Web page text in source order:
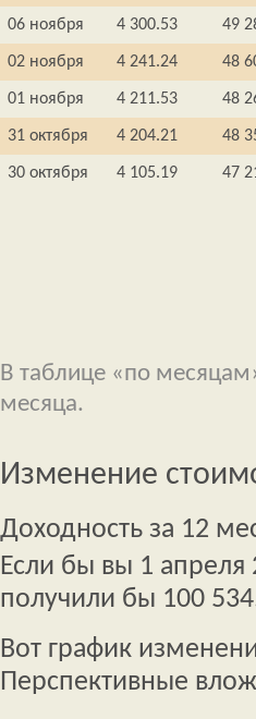
06 ноября 4 300.53 49
02 ноября 4 241.24 48
01 ноября 4 211.53 48
31 октября 4 204.21 48
30 октября 4 105.19 47
В таблице «по
месяца.
Изменение
Доходность за 12
Если бы вы 1 апреля
получили бы 100
Вот график
Перспективные